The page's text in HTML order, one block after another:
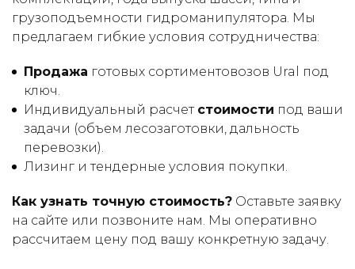
грузоподъемности гидроманипулятора. Мы
предлагаем гибкие условия сотрудничества:
Продажа готовых сортиментовозов Ural под
ключ.
Индивидуальный расчет стоимости под ваши
задачи (объем лесозаготовки, дальность
перевозки).
Лизинг и тендерные условия покупки.
Как узнать точную стоимость? Оставьте заявку
на сайте или позвоните нам. Мы оперативно
рассчитаем цену под вашу конкретную задачу.